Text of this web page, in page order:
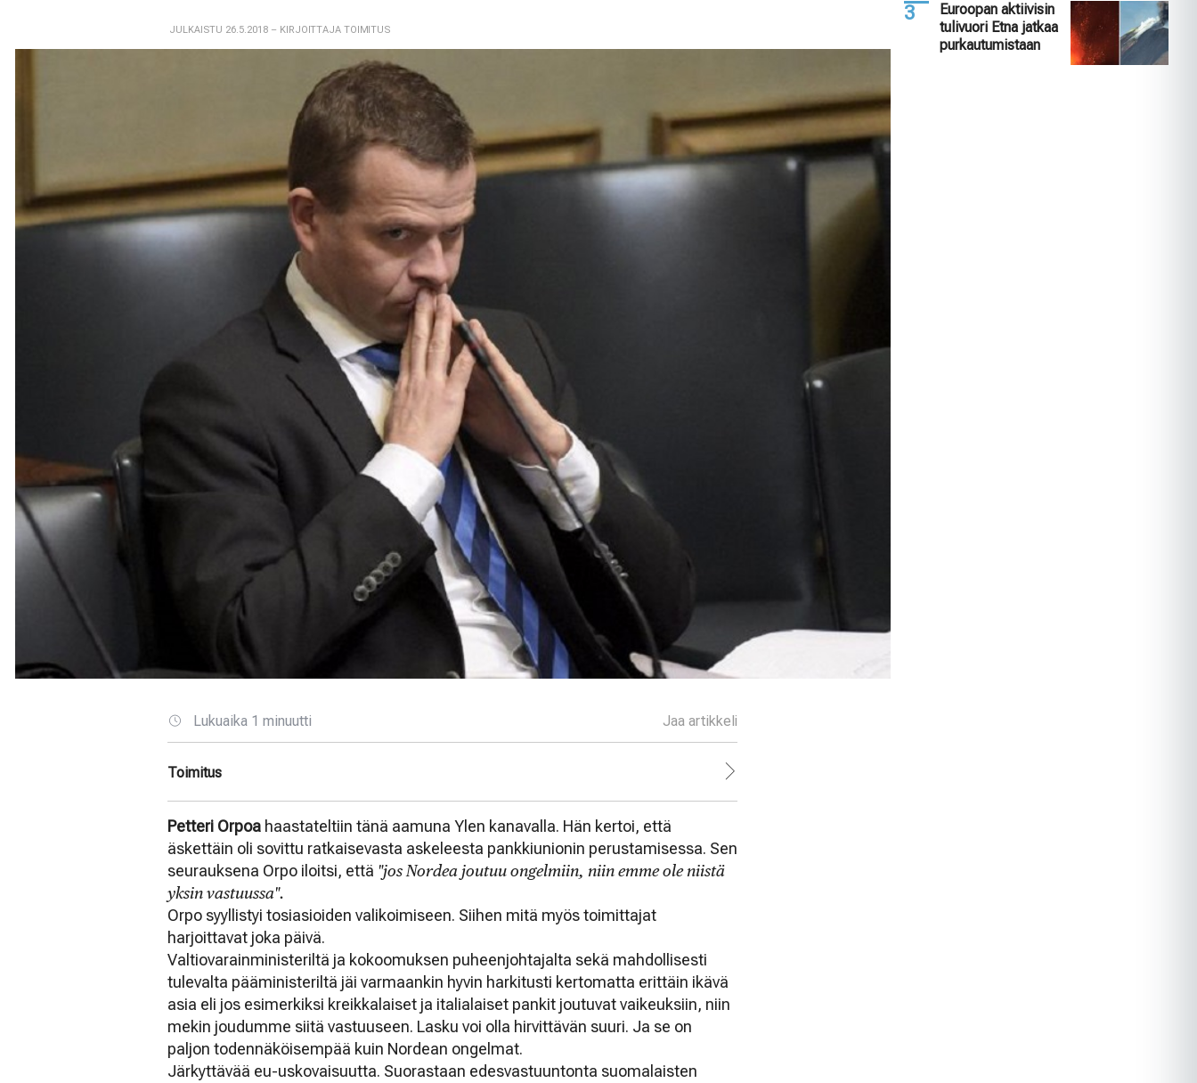
JULKAISTU 26.5.2018 – KIRJOITTAJA TOIMITUS
Lukuaika 1 minuutti Jaa artikkeli
Toimitus
Petteri Orpoa haastateltiin tänä aamuna Ylen kanavalla. Hän kertoi, että
äskettäin oli sovittu ratkaisevasta askeleesta pankkiunionin perustamisessa. Sen
seurauksena Orpo iloitsi, että "jos Nordea joutuu ongelmiin, niin emme ole niistä
yksin vastuussa".
Orpo syyllistyi tosiasioiden valikoimiseen. Siihen mitä myös toimittajat
harjoittavat joka päivä.
Valtiovarainministeriltä ja kokoomuksen puheenjohtajalta sekä mahdollisesti
tulevalta pääministeriltä jäi varmaankin hyvin harkitusti kertomatta erittäin ikävä
asia eli jos esimerkiksi kreikkalaiset ja italialaiset pankit joutuvat vaikeuksiin, niin
mekin joudumme siitä vastuuseen. Lasku voi olla hirvittävän suuri. Ja se on
paljon todennäköisempää kuin Nordean ongelmat.
Järkyttävää eu-uskovaisuutta. Suorastaan edesvastuuntonta suomalaisten
Euroopan aktiivisin
tulivuori Etna jatkaa
purkautumistaan